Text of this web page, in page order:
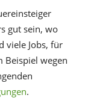
gut sein, wo
viele Jobs, für
Beispiel wegen
.